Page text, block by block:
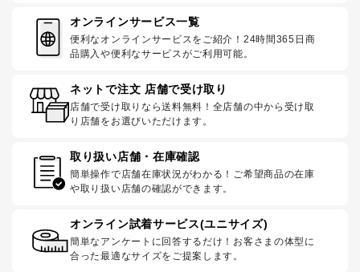
オンラインサービス一覧
便利なオンラインサービスをご紹介！24時間365日商
品購入や便利なサービスがご利用可能。
ネットで注文 店舗で受け取り
店舗で受け取りなら送料無料！全店舗の中から受け取
り店舗をお選びいただけます。
取り扱い店舗・在庫確認
簡単操作で店舗在庫状況がわかる！ご希望商品の在庫
や取り扱い店舗の確認ができます。
オンライン試着サービス(ユニサイズ)
簡単なアンケートに回答するだけ！お客さまの体型に
合った最適なサイズをご提案します。